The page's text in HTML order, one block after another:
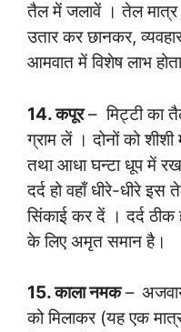
तैल में जलावें । तेल
उतार कर छानकर,
आमवात में विशेष लाभ
14. कपूर– मिट्टी का
ग्राम लें । दोनों को
तथा आधा घन्टा धूप में
दर्द हो वहाँ धीरे-धीरे
सिंकाई कर दें । दर्द ठीक
के लिए अमृत समान है।
15. काला नमक–
को मिलाकर (यह एक